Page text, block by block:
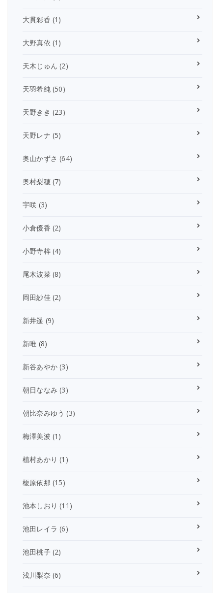
大貫彩香 (1)
大野真依 (1)
天木じゅん (2)
天羽希純(50)
天野きき (23)
天野レナ (5)
奥山かずさ (64)
奥村梨穂(7)
宇咲 (3)
小倉優香 (2)
小野寺梓(4)
尾木波菜(8)
岡田紗佳(2)
新井遥 (9)
新唯 (8)
新谷あやか (3)
朝日ななみ (3)
朝比奈みゆう (3)
梅澤美波 (1)
植村あかり (1)
榎原依那 (15)
池本しおり (11)
池田レイラ (6)
池田桃子(2)
浅川梨奈 (6)